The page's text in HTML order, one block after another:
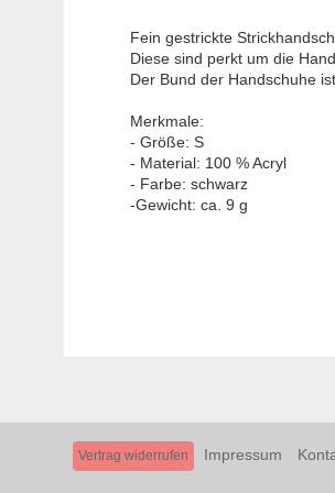
Fein gestrickte
Diese sind perkt um die
Der Bund der Handschuhe
Merkmale:
- Größe: S
- Material: 100 % Acryl
- Farbe: schwarz
-Gewicht: ca. 9 g
Vertrag widerrufen Impressum